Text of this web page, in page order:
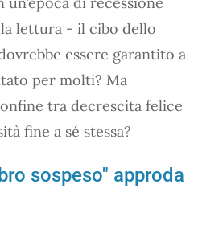
lettura - il cibo dello
essere garantito a
per molti? Ma
tra decrescita felice
fine a sé stessa?
sospeso" approda